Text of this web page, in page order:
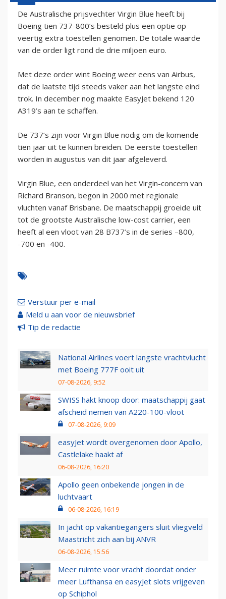
De Australische prijsvechter Virgin Blue heeft bij
Boeing tien 737-800’s besteld plus een optie op
veertig extra toestellen genomen. De totale waarde
van de order ligt rond de drie miljoen euro.
Met deze order wint Boeing weer eens van Airbus,
dat de laatste tijd steeds vaker aan het langste eind
trok. In december nog maakte EasyJet bekend 120
A319’s aan te schaffen.
De 737’s zijn voor Virgin Blue nodig om de komende
tien jaar uit te kunnen breiden. De eerste toestellen
worden in augustus van dit jaar afgeleverd.
Virgin Blue, een onderdeel van het Virgin-concern van
Richard Branson, begon in 2000 met regionale
vluchten vanaf Brisbane. De maatschappij groeide uit
tot de grootste Australische low-cost carrier, een
heeft al een vloot van 28 B737’s in de series –800,
-700 en -400.
Verstuur per e-mail
Meld u aan voor de nieuwsbrief
Tip de redactie
National Airlines voert langste vrachtvlucht
met Boeing 777F ooit uit
07-08-2026, 9:52
SWISS hakt knoop door: maatschappij gaat
afscheid nemen van A220-100-vloot
07-08-2026, 9:09
easyJet wordt overgenomen door Apollo,
Castlelake haakt af
06-08-2026, 16:20
Apollo geen onbekende jongen in de
luchtvaart
06-08-2026, 16:19
In jacht op vakantiegangers sluit vliegveld
Maastricht zich aan bij ANVR
06-08-2026, 15:56
Meer ruimte voor vracht doordat onder
meer Lufthansa en easyJet slots vrijgeven
op Schiphol